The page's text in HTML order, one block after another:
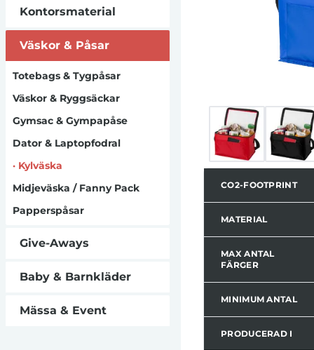
Kontorsmaterial
Väskor & Påsar
Totebags & Tygpåsar
Väskor & Ryggsäckar
Gymsac & Gympapåse
Dator & Laptopfodral
· Kylväska
Midjeväska / Fanny Pack
Papperspåsar
Give-Aways
Baby & Barnkläder
Mässa & Event
CO2-FOOTPRINT
MATERIAL
MAX ANTAL
FÄRGER
MINIMUM ANTAL
PRODUCERAD I